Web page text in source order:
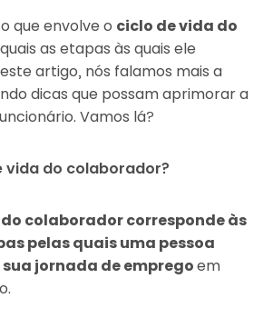
que envolve o ciclo de vida do
as etapas às quais ele
artigo, nós falamos mais a
dicas que possam aprimorar a
Vamos lá?
vida do colaborador?
colaborador corresponde às
pelas quais uma pessoa
jornada de empregoem